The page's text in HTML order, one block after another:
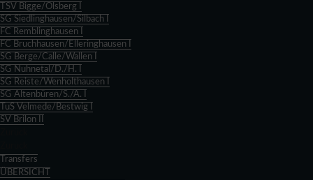
TSV Bigge/Olsberg I
SG Siedlinghausen/Silbach I
FC Remblinghausen I
FC Bruchhausen/Elleringhausen I
SG Berge/Calle/Wallen I
SG Nuhnetal/D./H. I
SG Reiste/Wenholthausen I
SG Altenbüren/S./A. I
TuS Velmede/Bestwig I
SV Brilon II
Transfers
ÜBERSICHT